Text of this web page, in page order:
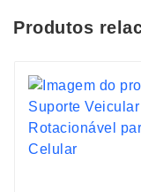
Produtos